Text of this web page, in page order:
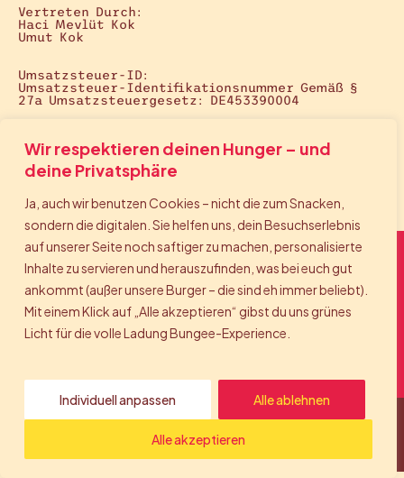
Wir respektieren deinen Hunger – und
deine Privatsphäre
Ja, auch wir benutzen Cookies – nicht die zum Snacken,
sondern die digitalen. Sie helfen uns, dein Besuchserlebnis
auf unserer Seite noch saftiger zu machen, personalisierte
Inhalte zu servieren und herauszufinden, was bei euch gut
ankommt (außer unsere Burger – die sind eh immer beliebt).
Mit einem Klick auf „Alle akzeptieren“ gibst du uns grünes
Licht für die volle Ladung Bungee-Experience.
Individuell anpassen Alle ablehnen
Alle akzeptieren
Vertreten Durch:
Haci Mevlüt Kok
Umut Kok
Umsatzsteuer-ID:
Umsatzsteuer-Identifikationsnummer Gemäß §
27a Umsatzsteuergesetz: DE453390004
Onlinebestellungen Und Lieferungen Werden
Ausschließlich Über Den Dienst Uber Eats
Abgewickelt. Es Gelten Die AGB Und
Bite. Bounce. Back again.
Datenschutzerklärung